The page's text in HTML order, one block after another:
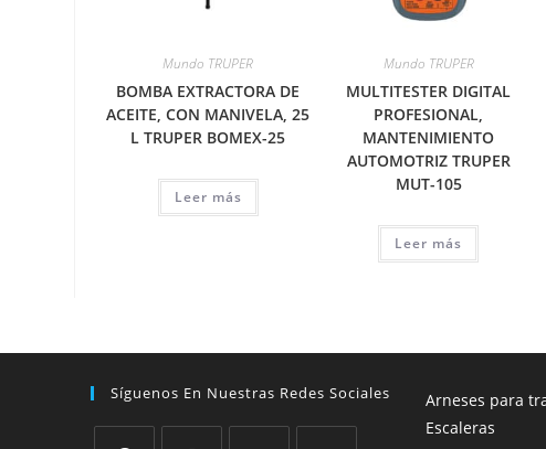
Mundo TRUPER
BOMBA EXTRACTORA DE
ACEITE, CON MANIVELA, 25
L TRUPER BOMEX-25
Leer más
Mundo TRUPER
MULTITESTER DIGITAL
PROFESIONAL,
MANTENIMIENTO
AUTOMOTRIZ TRUPER
MUT-105
Leer más
Síguenos En Nuestras Redes Sociales
Arneses para
Escaleras